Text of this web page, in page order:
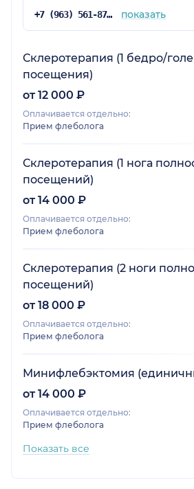
+7 (963) 561-87-25 показать
Склеротерапия (1 бедро/
посещения)
от 12 000 ₽
Оплачивается отдельно:
Прием флеболога
Склеротерапия (1 нога
посещений)
от 14 000 ₽
Оплачивается отдельно:
Прием флеболога
Склеротерапия (2 ноги
посещений)
от 18 000 ₽
Оплачивается отдельно:
Прием флеболога
Минифлебэктомия
от 14 000 ₽
Оплачивается отдельно:
Прием флеболога
Показать все